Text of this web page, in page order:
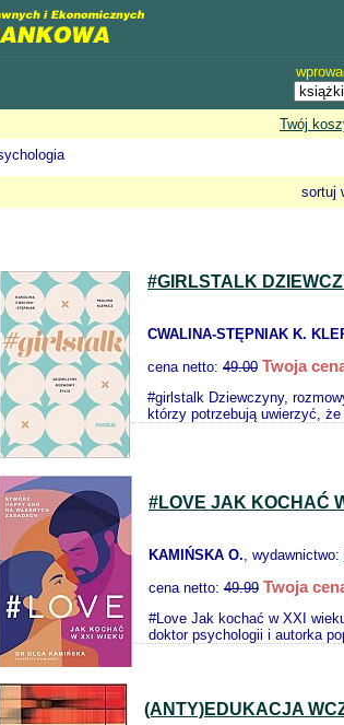
Twój
sortuj
#GIRLSTALK
CWALINA-STĘPNIAK K.
cena netto: 49.00 Twoja
#girlstalk Dziewczyny,
którzy potrzebują uwierzyć,
#LOVE JAK KOCHAĆ
KAMIŃSKA O., wydawnictwo:
cena netto: 49.99 Twoja
#Love Jak kochać w XXI
doktor psychologii i autorka
(ANTY)EDUKACJA